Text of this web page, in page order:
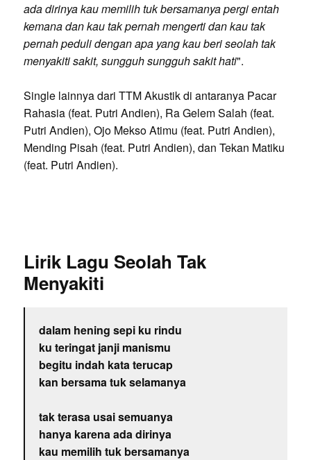
ada dirinya kau memilih tuk bersamanya pergi entah
kemana dan kau tak pernah mengerti dan kau tak
pernah peduli dengan apa yang kau beri seolah tak
menyakiti sakit, sungguh sungguh sakit hati".
Single lainnya dari TTM Akustik di antaranya Pacar
Rahasia (feat. Putri Andien), Ra Gelem Salah (feat.
Putri Andien), Ojo Mekso Atimu (feat. Putri Andien),
Mending Pisah (feat. Putri Andien), dan Tekan Matiku
(feat. Putri Andien).
Lirik Lagu Seolah Tak
Menyakiti
dalam hening sepi ku rindu
ku teringat janji manismu
begitu indah kata terucap
kan bersama tuk selamanya
tak terasa usai semuanya
hanya karena ada dirinya
kau memilih tuk bersamanya